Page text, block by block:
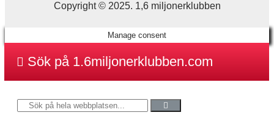
Copyright © 2025. 1,6 miljonerklubben
Manage consent
Sök på 1.6miljonerklubben.com